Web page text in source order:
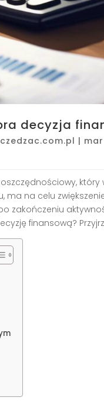
decyzja
|
ma na celu
zakończeniu
finansową?